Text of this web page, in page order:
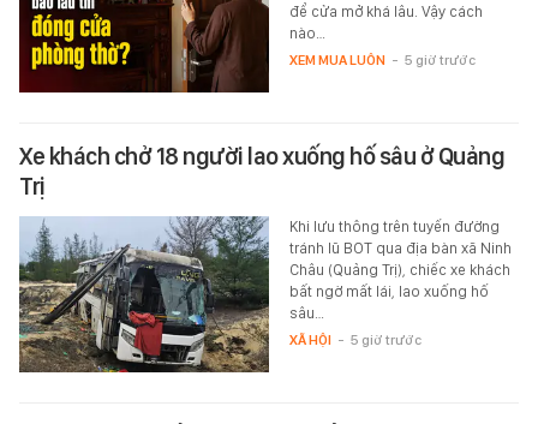
để cửa mở khá lâu. Vậy cách
nào…
XEM MUA LUÔN - 5 giờ trước
Xe khách chở 18 người lao xuống hố sâu ở Quảng
Trị
Khi lưu thông trên tuyến đường
tránh lũ BOT qua địa bàn xã Ninh
Châu (Quảng Trị), chiếc xe khách
bất ngờ mất lái, lao xuống hố
sâu…
XÃ HỘI - 5 giờ trước